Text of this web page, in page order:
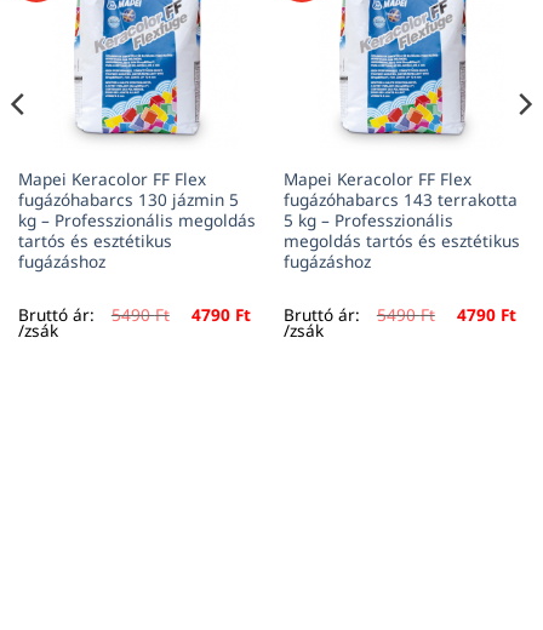
Mapei Keracolor FF Flex
fugázóhabarcs 130 jázmin 5
kg – Professzionális megoldás
tartós és esztétikus
fugázáshoz
Bruttó ár: 5490Ft Original
price
4790 FtCurrent
price
/zsák
Mapei Keracolor FF Flex
fugázóhabarcs 143 terrakotta
5 kg – Professzionális
megoldás tartós és esztétikus
fugázáshoz
Bruttó ár: 5490Ft Original
price
4790 Ft
/zsák